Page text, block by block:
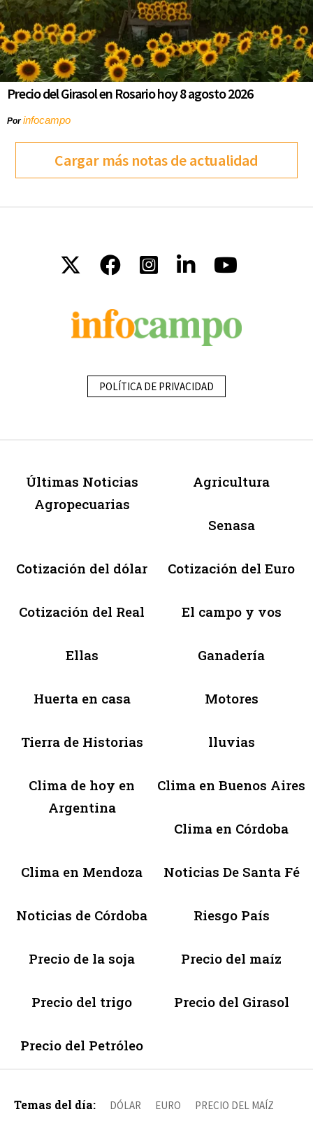
Precio del Girasol en Rosario hoy 8 agosto 2026
Porinfocampo
Cargar más notas de actualidad
POLÍTICA DE PRIVACIDAD
Últimas Noticias
Agropecuarias
Agricultura
Senasa
Cotización del dólar Cotización del Euro
Cotización del Real El campo y vos
Ellas Ganadería
Huerta en casa Motores
Tierra de Historias lluvias
Clima de hoy en
Argentina
Clima en Buenos Aires
Clima en Córdoba
Clima en Mendoza Noticias De Santa Fé
Noticias de Córdoba Riesgo País
Precio de la soja Precio del maíz
Precio del trigo Precio del Girasol
Precio del Petróleo
Temas del día: DÓLAR EURO PRECIO DEL MAÍZ